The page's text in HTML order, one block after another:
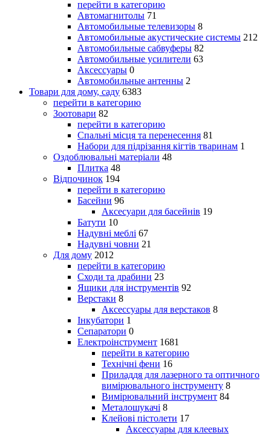
перейти в категорию
Автомагнитолы 71
Автомобильные телевизоры 8
Автомобильные акустические системы 212
Автомобильные сабвуферы 82
Автомобильные усилители 63
Аксессуары 0
Автомобильные антенны 2
Товари для дому, саду 6383
перейти в категорию
Зоотовари 82
перейти в категорию
Спальні місця та перенесення 81
Набори для підрізання кігтів тваринам 1
Оздоблювальні матеріали 48
Плитка 48
Відпочинок 194
перейти в категорию
Басейни 96
Аксесуари для басейнів 19
Батути 10
Надувні меблі 67
Надувні човни 21
Для дому 2012
перейти в категорию
Сходи та драбини 23
Ящики для інструментів 92
Верстаки 8
Аксессуары для верстаков 8
Інкубатори 1
Сепаратори 0
Електроінструмент 1681
перейти в категорию
Технічні фени 16
Приладдя для лазерного та оптичного
вимірювального інструменту 8
Вимірювальний інструмент 84
Металошукачі 8
Клейові пістолети 17
Аксессуары для клеевых